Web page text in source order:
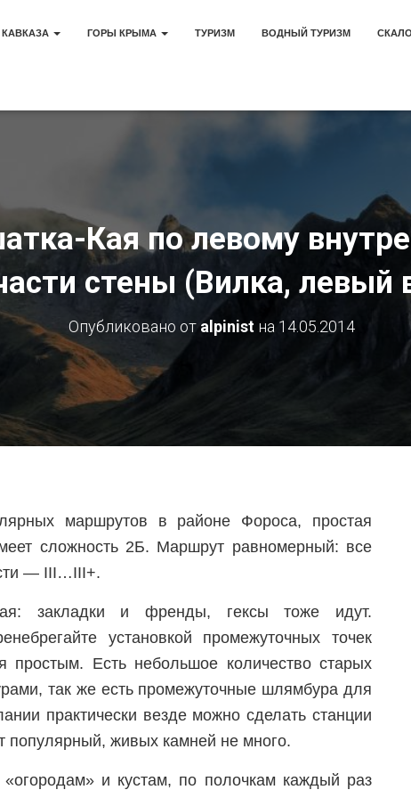
ГОРЫ КРЫМА ТУРИЗМ ВОДНЫЙ ТУРИЗМ
Кая по левому
стены (Вилка, левый
Опубликовано отalpinist на 14.05.2014
маршрутов в районе Фороса, простая
сложность 2Б. Маршрут равномерный: все
— III…III+.
закладки и френды, гексы тоже идут.
установкой промежуточных точек
простым. Есть небольшое количество старых
так же есть промежуточные шлямбура для
практически везде можно сделать станции
популярный, живых камней не много.
и кустам, по полочкам каждый раз